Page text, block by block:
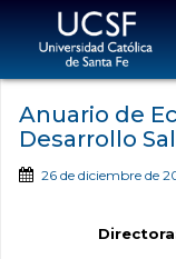
Anuario de
Desarrollo
26 de diciembre de